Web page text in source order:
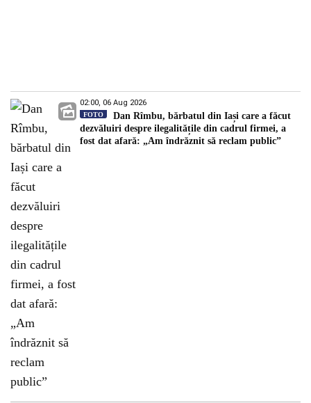
02:00, 06 Aug 2026
FOTO
Dan Rîmbu, bărbatul din Iași care a făcut
dezvăluiri despre ilegalitățile din cadrul firmei, a
fost dat afară: „Am îndrăznit să reclam public”